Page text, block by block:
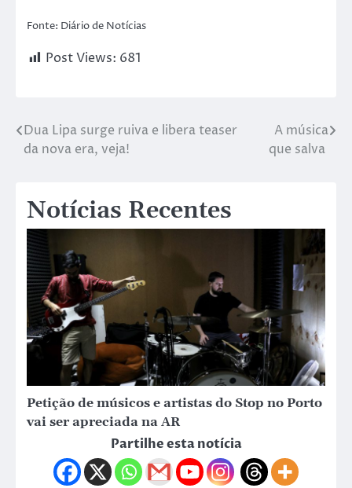
Fonte: Diário de Notícias
Post Views: 681
Dua Lipa surge ruiva e libera teaser
da nova era, veja!
A música
que salva
Notícias Recentes
Petição de músicos e artistas do Stop no Porto
vai ser apreciada na AR
Partilhe esta notícia